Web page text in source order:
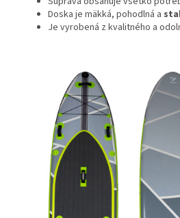
Doska je mäkká, pohodlná a
Je vyrobená z kvalitného a